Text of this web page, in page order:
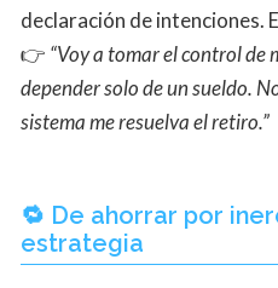
declaración de intenciones.
👉 “Voy a tomar el control de
depender solo de un sueldo.
sistema me resuelva el retiro.”
🔁 De ahorrar por
estrategia